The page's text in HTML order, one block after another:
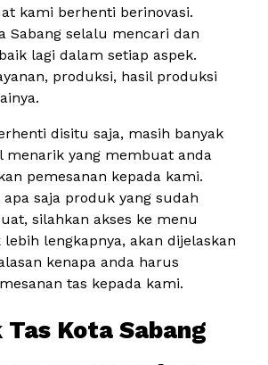
kami berhenti berinovasi.
Sabang selalu mencari dan
lagi dalam setiap aspek.
produksi, hasil produksi
disitu saja, masih banyak
menarik yang membuat anda
pemesanan kepada kami.
saja produk yang sudah
silahkan akses ke menu
lebih lengkapnya, akan dijelaskan
kenapa anda harus
tas kepada kami.
Tas Kota Sabang